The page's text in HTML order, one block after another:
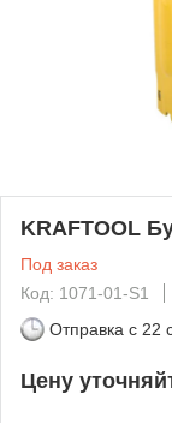
KRAFTOOL
Под заказ
Код: 1071-01-S1
Отправка с 22
Цену